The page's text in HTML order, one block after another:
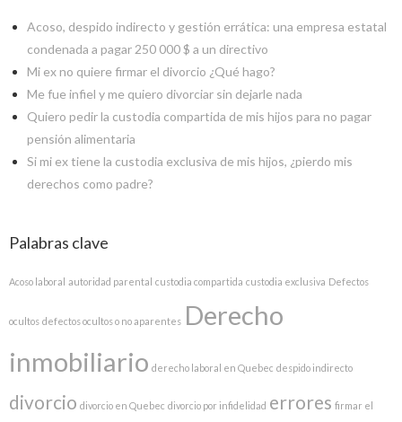
Acoso, despido indirecto y gestión errática: una empresa estatal
condenada a pagar 250 000 $ a un directivo
Mi ex no quiere firmar el divorcio ¿Qué hago?
Me fue infiel y me quiero divorciar sin dejarle nada
Quiero pedir la custodia compartida de mis hijos para no pagar
pensión alimentaria
Si mi ex tiene la custodia exclusiva de mis hijos, ¿pierdo mis
derechos como padre?
Palabras clave
Acoso laboral autoridad parental custodia compartida custodia exclusiva Defectos
ocultos defectos ocultos o no aparentes Derecho
inmobiliario derecho laboral en Quebec despido indirecto
divorcio divorcio en Quebec divorcio por infidelidad errores firmar el